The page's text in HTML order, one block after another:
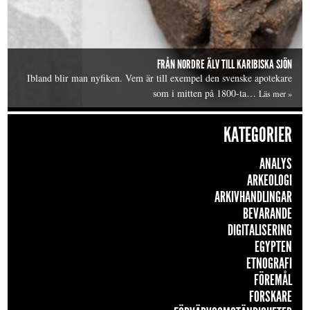
FRÅN NORDRE ÄLV TILL KARIBISKA SJÖN
Ibland blir man nyfiken. Vem är till exempel den svenske apotekare
som i mitten på 1800-ta…Läs mer »
KATEGORIER
ANALYS
ARKEOLOGI
ARKIVHANDLINGAR
BEVARANDE
DIGITALISERING
EGYPTEN
ETNOGRAFI
FÖREMÅL
FORSKARE